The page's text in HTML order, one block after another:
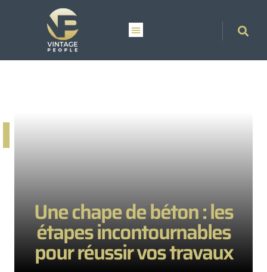
Une chape de béton : les
étapes incontournables
pour réussir vos travaux